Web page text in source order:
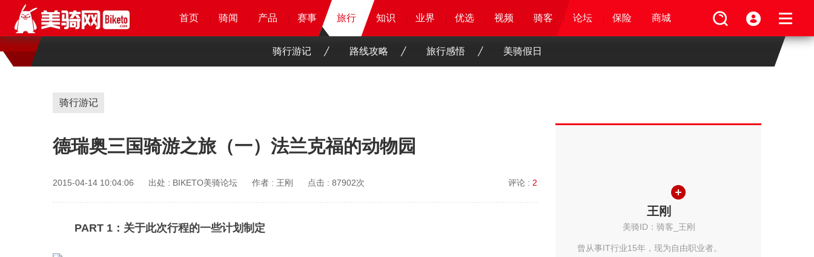
首页 骑闻 产品 知识 业界 优选 骑客 论坛 保险 商城
首页 骑闻 产品 赛事 旅行 知识 业界 优选 骑客 视频 论坛 保险 商城
首页 骑闻 产品 赛事 旅行 知识 业界 优选 视频 骑客 论坛 保险 商城
首页 骑闻 产品 赛事 旅行 知识 业界 优选 视频 骑客 论坛 保险 商城
骑行游记 路线攻略 旅行感悟 美骑假日
骑行游记
德瑞奥三国骑游之旅（一）法兰克福的动物园
2015-04-14 10:04:06 出处 : BIKETO美骑论坛 作者 : 王刚 点击 : 87902次 评论 : 2
PART 1：关于此次行程的一些计划制定
王刚
美骑ID：骑客_王刚
曾从事IT行业15年，现为自由职业者。